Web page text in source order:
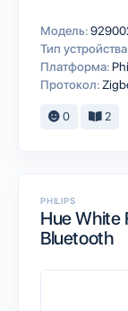
Модель:
Тип
Платформа:
Протокол:
0 2
PHILIPS
Hue White
Bluetooth